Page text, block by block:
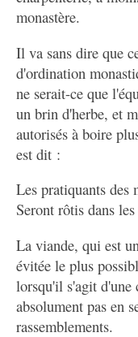
monastère.
Il va sans dire que
d'ordination
ne serait-ce que
un brin d'herbe, et
autorisés à boire
est dit :
Les pratiquants des
Seront rôtis dans
La viande, qui est
évitée le plus
lorsqu'il s'agit
absolument pas en
rassemblements.